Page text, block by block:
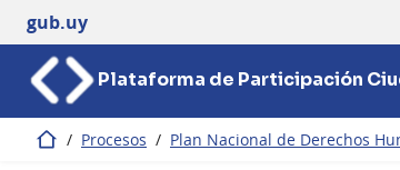
gub.uy
Plataforma de Participación
Inicio / Procesos / Plan Nacional de Derechos